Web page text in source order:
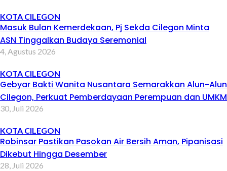
KOTA CILEGON
Masuk Bulan Kemerdekaan, Pj Sekda Cilegon Minta
ASN Tinggalkan Budaya Seremonial
4, Agustus 2026
KOTA CILEGON
Gebyar Bakti Wanita Nusantara Semarakkan Alun-Alun
Cilegon, Perkuat Pemberdayaan Perempuan dan UMKM
30, Juli 2026
KOTA CILEGON
Robinsar Pastikan Pasokan Air Bersih Aman, Pipanisasi
Dikebut Hingga Desember
28, Juli 2026